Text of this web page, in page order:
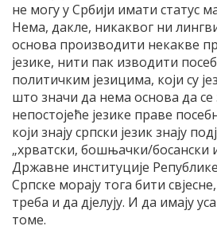
не могу у Србији имати статус
Нема, дакле, никаквог ни
основа производити некакве
језике, нити пак изводити
политичким језицима, који су
што значи да нема основа да се
непостојеће језике праве
који знају српски језик знају
„хрватски, бошњачки/босански
Државне институције
Српске морају тога бити
треба и да дјелују. И да имају
томе.